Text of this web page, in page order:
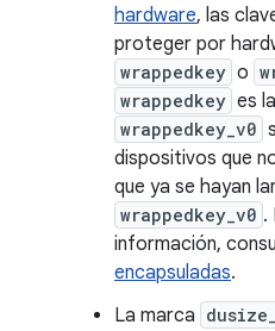
hardware, las
proteger por
wrappedkey o
wrappedkey es
wrappedkey_v0
dispositivos que
que ya se hayan
wrappedkey_v0 .
información,
encapsuladas.
La marca